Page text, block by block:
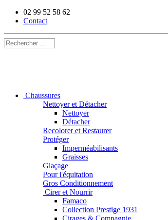
02 99 52 58 62
Contact
Chaussures
Nettoyer et Détacher
Nettoyer
Détacher
Recolorer et Restaurer
Protéger
Imperméabilisants
Graisses
Glaçage
Pour l'équitation
Gros Conditionnement
Cirer et Nourrir
Famaco
Collection Prestige 1931
Cirages & Compagnie